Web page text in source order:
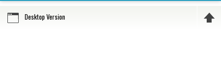
Desktop Version